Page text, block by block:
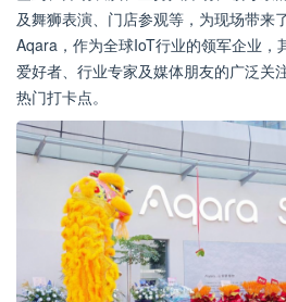
及舞狮表演、门店参观等，为现场带来
Aqara，作为全球IoT行业的领军企业，
爱好者、行业专家及媒体朋友的广泛关
热门打卡点。